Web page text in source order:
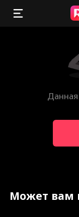
Данная
Может вам